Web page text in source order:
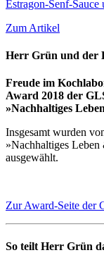
Estragon-Senf-Sauce
Zum Artikel
Herr Grün und der
Freude im
Award 2018 der
»Nachhaltiges
Insgesamt wurden
»Nachhaltiges
ausgewählt.
Zur Award-Seite der
So teilt Herr Grün